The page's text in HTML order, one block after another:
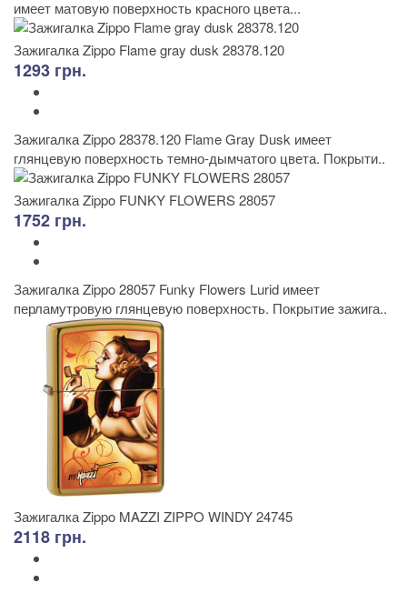
имеет матовую поверхность красного цвета...
Зажигалка Zippo Flame gray dusk 28378.120
1293 грн.
Зажигалка Zippo 28378.120 Flame Gray Dusk имеет
глянцевую поверхность темно-дымчатого цвета. Покрыти..
Зажигалка Zippo FUNKY FLOWERS 28057
1752 грн.
Зажигалка Zippo 28057 Funky Flowers Lurid имеет
перламутровую глянцевую поверхность. Покрытие зажига..
Зажигалка Zippo MAZZI ZIPPO WINDY 24745
2118 грн.